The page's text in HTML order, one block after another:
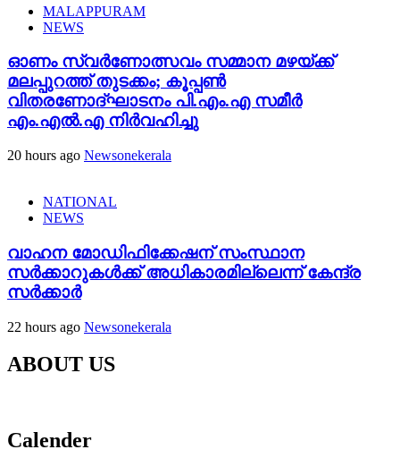
MALAPPURAM
NEWS
ഓണം സ്വർണോത്സവം സമ്മാന മഴയ്ക്ക്
മലപ്പുറത്ത് തുടക്കം; കൂപ്പൺ
വിതരണോദ്ഘാടനം പി.എം.എ സമീർ
എം.എൽ.എ നിർവഹിച്ചു
20 hours ago Newsonekerala
NATIONAL
NEWS
വാഹന മോഡിഫിക്കേഷന് സംസ്ഥാന
സർക്കാറുകൾക്ക് അധികാരമില്ലെന്ന് കേന്ദ്ര
സർക്കാർ
22 hours ago Newsonekerala
ABOUT US
Calender